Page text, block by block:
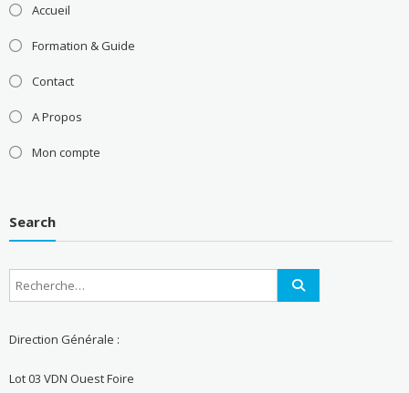
Accueil
Formation & Guide
Contact
A Propos
Mon compte
Search
Direction Générale :
Lot 03 VDN Ouest Foire